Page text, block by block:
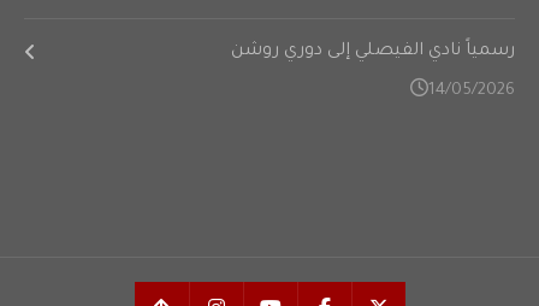
رسمياً نادي الفيصلي إلى دوري روشن
14/05/2026